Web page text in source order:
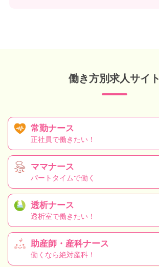
働き方別求人サイト
常勤ナース
正社員で働きたい！
ママナース
パートタイムで働く
透析ナース
透析室で働きたい！
助産師・産科ナース
働くなら絶対産科！